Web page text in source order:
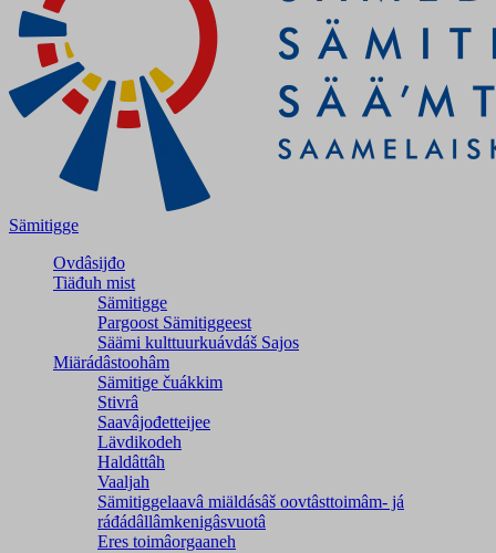
Sämitigge
Ovdâsijđo
Tiäđuh mist
Sämitigge
Pargoost Sämitiggeest
Säämi kulttuurkuávdáš Sajos
Miärádâstoohâm
Sämitige čuákkim
Stivrâ
Saavâjođetteijee
Lävdikodeh
Haldâttâh
Vaaljah
Sämitiggelaavâ miäldásâš oovtâsttoimâm- já
ráđádâllâmkenigâsvuotâ
Eres toimâorgaaneh